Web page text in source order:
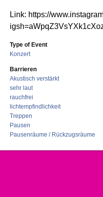
Link: https://
Type of Event
Konzert
Barrieren
Akustisch verstärkt
sehr laut
rauchfrei
lichtempfindlichkeit
Treppen
Pausen
Pausenräume / Rückzugsräume